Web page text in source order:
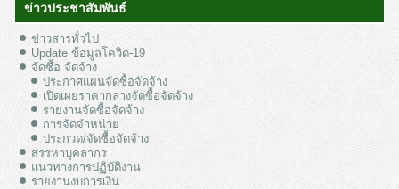
ข่าวประชาสัมพันธ์
ข่าวสารทั่วไป
Update ข้อมูลโควิด-19
จัดซื้อ จัดจ้าง
ประกาศแผนจัดซื้อจัดจ้าง
เปิดเผยราคากลางจัดซื้อจัดจ้าง
รายงานจัดซื้อจัดจ้าง
การจัดจำหน่าย
ประกวด/จัดซื้อจัดจ้าง
สรรหาบุคลากร
แนวทางการปฏิบัติงาน
รายงานงบการเงิน